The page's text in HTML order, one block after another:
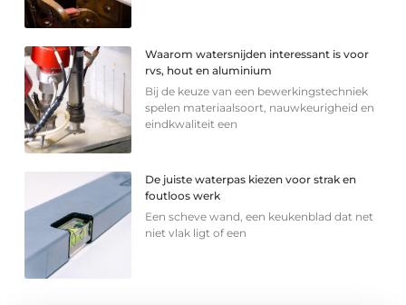
Waarom watersnijden interessant is voor
rvs, hout en aluminium
Bij de keuze van een bewerkingstechniek
spelen materiaalsoort, nauwkeurigheid en
eindkwaliteit een
De juiste waterpas kiezen voor strak en
foutloos werk
Een scheve wand, een keukenblad dat net
niet vlak ligt of een